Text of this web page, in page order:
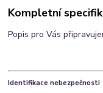
Kompletní
Popis pro Vás
Identifikace nebezpečnosti